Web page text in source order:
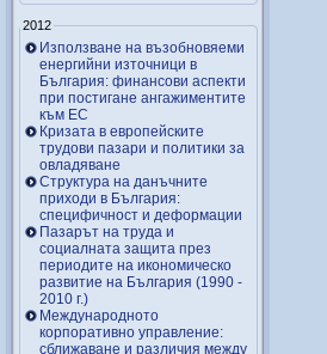
2012
Използване на възобновяеми
енергийни източници в
България: финансови аспекти
при постигане ангажиментите
към ЕС
Кризата в европейските
трудови пазари и политики за
овладяване
Структура на данъчните
приходи в България:
специфичност и деформации
Пазарът на труда и
социалната защита през
периодите на икономическо
развитие на България (1990 -
2010 г.)
Международното
корпоративно управление:
сближаване и различия между